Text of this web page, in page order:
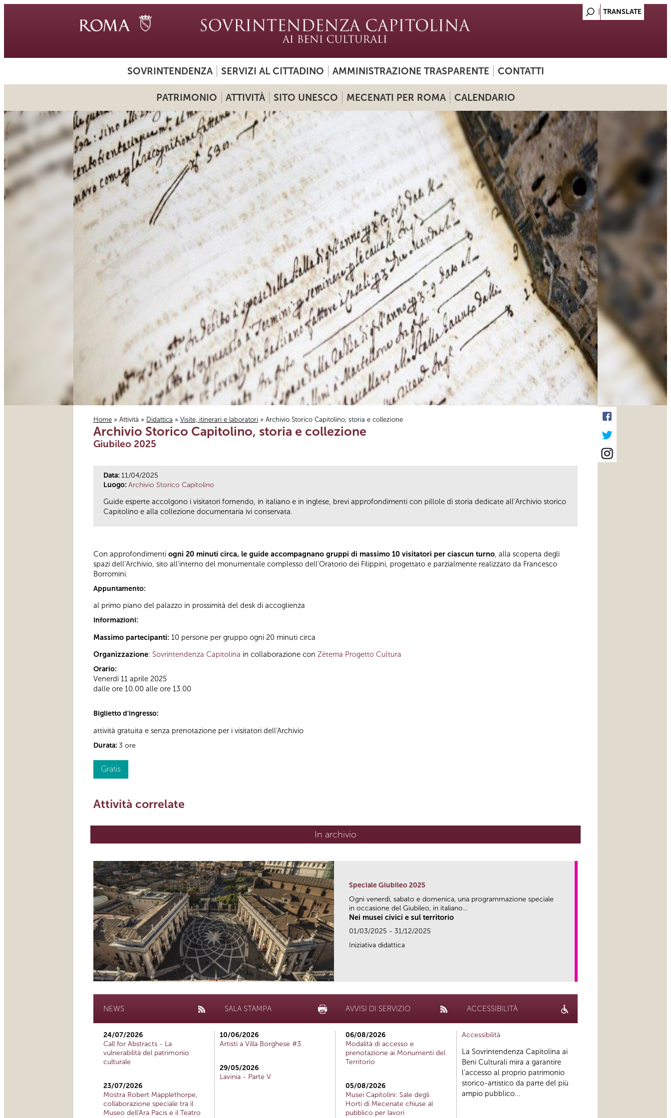
SOVRINTENDENZA SERVIZI AL CITTADINO AMMINISTRAZIONE TRASPARENTE CONTATTI
PATRIMONIO ATTIVITÀ SITO UNESCO MECENATI PER ROMA CALENDARIO
Tu sei qui
Home » Attività » Didattica » Visite, itinerari e laboratori » Archivio Storico Capitolino, storia e collezione
Archivio Storico Capitolino, storia e collezione
Giubileo 2025
Data: 11/04/2025
Luogo: Archivio Storico Capitolino
Guide esperte accolgono i visitatori fornendo, in italiano e in inglese, brevi approfondimenti con pillole di storia dedicate all’Archivio storico
Capitolino e alla collezione documentaria ivi conservata.
Con approfondimenti ogni 20 minuti circa, le guide accompagnano gruppi di massimo 10 visitatori per ciascun turno , alla scoperta degli
spazi dell’Archivio, sito all’interno del monumentale complesso dell’Oratorio dei Filippini, progettato e parzialmente realizzato da Francesco
Borromini.
Appuntamento:
al primo piano del palazzo in prossimità del desk di accoglienza
Informazioni:
Massimo partecipanti: 10 persone per gruppo ogni 20 minuti circa
Organizzazione: Sovrintendenza Capitolina in collaborazione con Zètema Progetto Cultura
Orario:
Venerdì 11 aprile 2025
dalle ore 10.00 alle ore 13.00
Biglietto d'ingresso:
attività gratuita e senza prenotazione per i visitatori dell'Archivio
Durata: 3 ore
Gratis
Attività correlate
In archivio
Speciale Giubileo 2025
Ogni venerdì, sabato e domenica, una programmazione speciale
in occasione del Giubileo, in italiano...
Nei musei civici e sul territorio
01/03/2025 - 31/12/2025
Iniziativa didattica
NEWS
24/07/2026
Call for Abstracts - La
vulnerabilità del patrimonio
culturale
23/07/2026
Mostra Robert Mapplethorpe,
collaborazione speciale tra il
Museo dell'Ara Pacis e il Teatro
SALA STAMPA
10/06/2026
Artisti a Villa Borghese #3
29/05/2026
Lavinia - Parte V
AVVISI DI SERVIZIO
06/08/2026
Modalità di accesso e
prenotazione ai Monumenti del
Territorio
05/08/2026
Musei Capitolini: Sale degli
Horti di Mecenate chiuse al
pubblico per lavori
ACCESSIBILITÀ
Accessibilità
La Sovrintendenza Capitolina ai
Beni Culturali mira a garantire
l’accesso al proprio patrimonio
storico-artistico da parte del più
ampio pubblico...